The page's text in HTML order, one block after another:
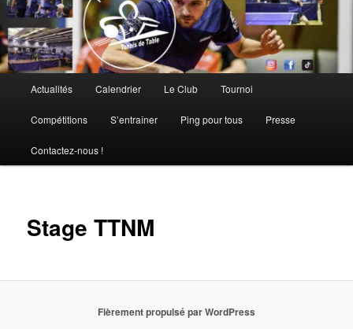
principal
Actualités Calendrier Le Club Tournoi
Compétitions S’entraîner Ping pour tous Presse
Contactez-nous !
Stage TTNM
Fièrement propulsé par WordPress